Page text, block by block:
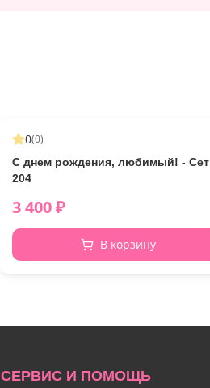
0(0)
С днем рождения, любимый! - Сет
204
3 400₽
В корзину
СЕРВИС И ПОМОЩЬ